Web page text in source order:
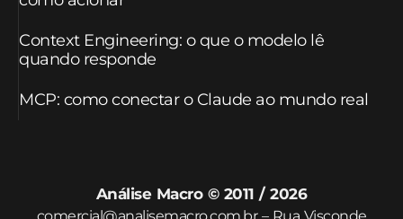
Context Engineering: o que o modelo lê
quando responde
MCP: como conectar o Claude ao mundo real
Análise Macro © 2011 / 2026